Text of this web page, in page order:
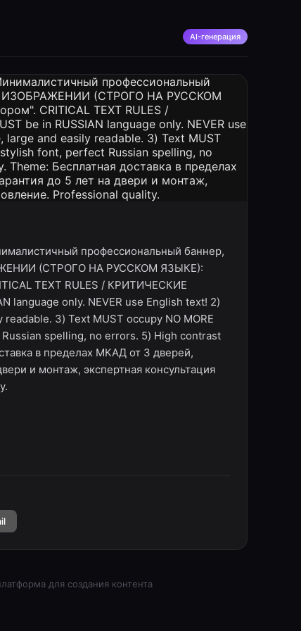
AI-генерация
профессиональный баннер,
(СТРОГО НА РУССКОМ ЯЗЫКЕ):
TEXT RULES / КРИТИЧЕСКИЕ
language only. NEVER use English text! 2)
3) Text MUST occupy NO MORE
spelling, no errors. 5) High contrast
в пределах МКАД от 3 дверей,
и монтаж, экспертная консультация
для создания контента